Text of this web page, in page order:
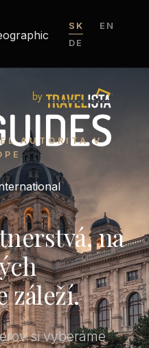
SK
EN
DE
AUTORITA V
na
záleží.
si vyberáme